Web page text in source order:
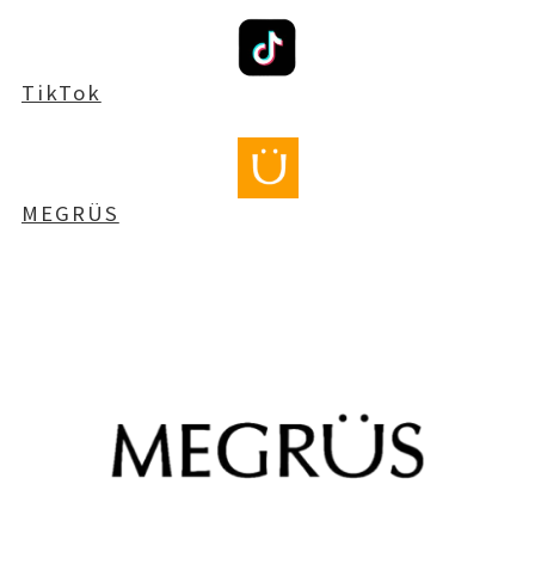
TikTok
MEGRÜS